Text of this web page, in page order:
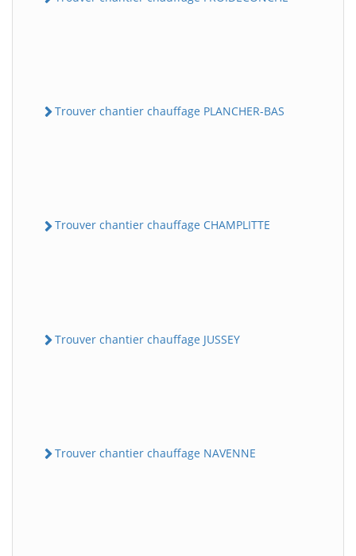
Trouver chantier chauffage PLANCHER-BAS
Trouver chantier chauffage CHAMPLITTE
Trouver chantier chauffage JUSSEY
Trouver chantier chauffage NAVENNE